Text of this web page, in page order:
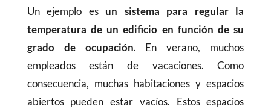
Un ejemplo es un sistema para regular la
temperatura de un edificio en función de su
grado de ocupación. En verano, muchos
empleados están de vacaciones. Como
consecuencia, muchas habitaciones y espacios
abiertos pueden estar vacíos. Estos espacios